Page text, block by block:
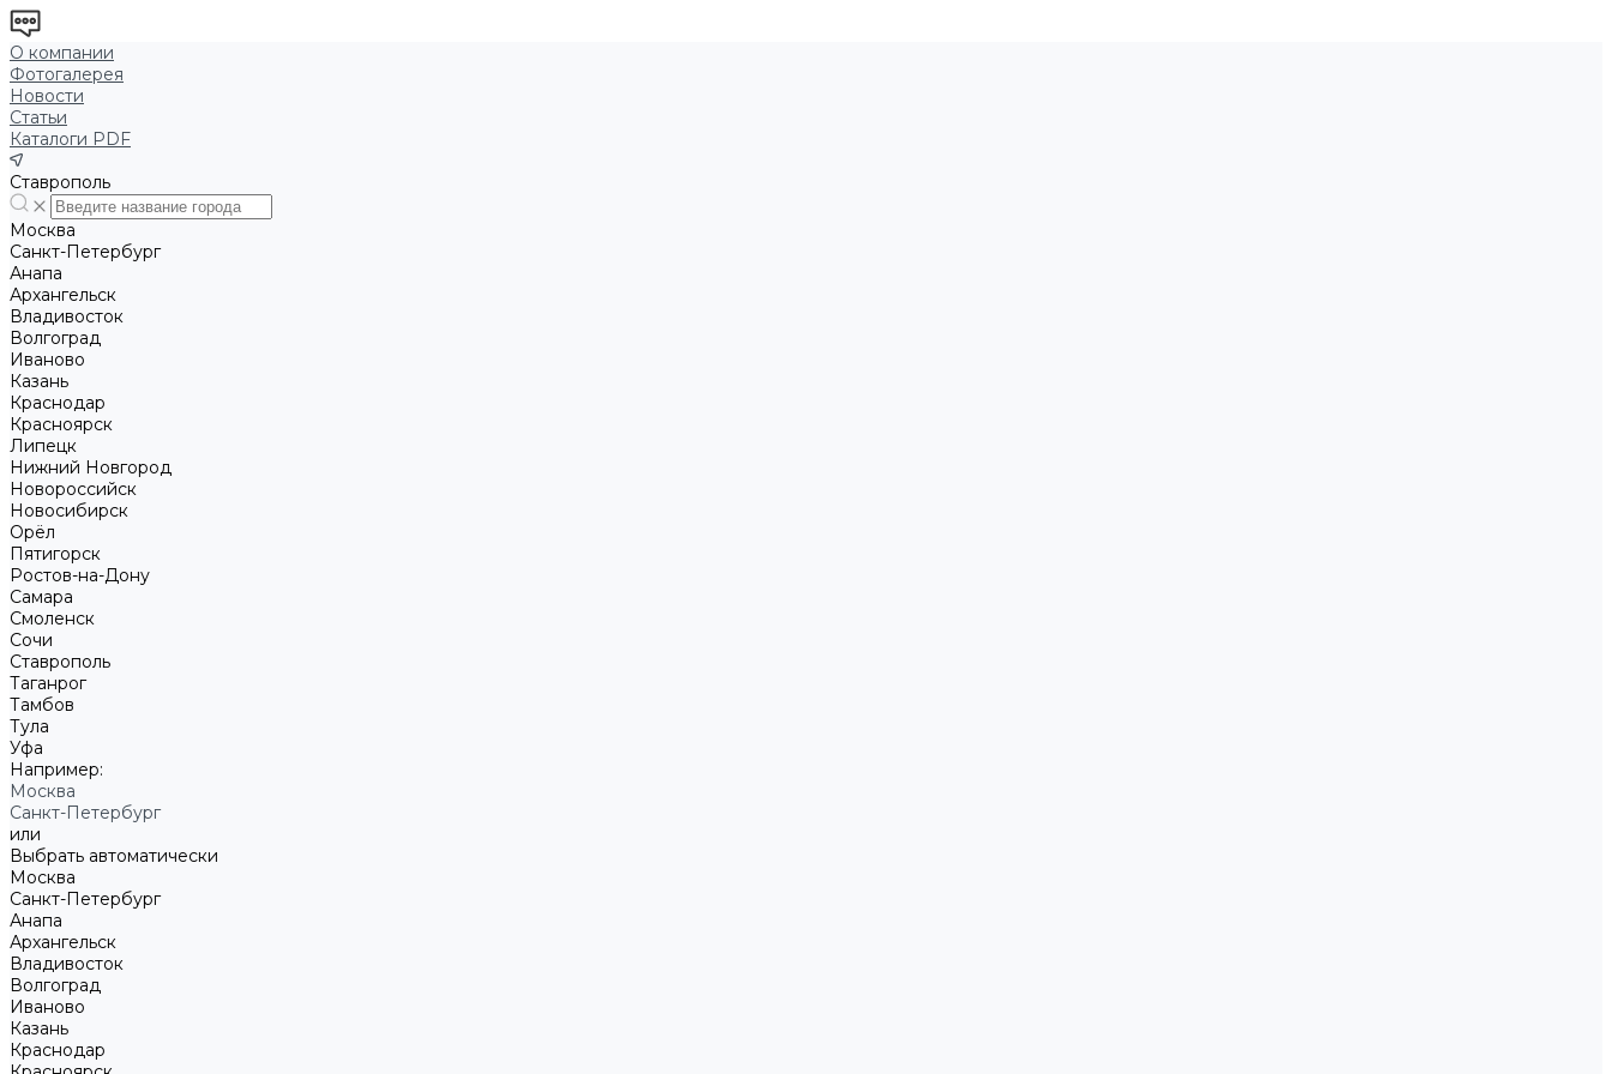
О компании
Фотогалерея
Новости
Статьи
Каталоги PDF
Ставрополь
Москва
Санкт-Петербург
Анапа
Архангельск
Владивосток
Волгоград
Иваново
Казань
Краснодар
Красноярск
Липецк
Нижний Новгород
Новороссийск
Новосибирск
Орёл
Пятигорск
Ростов-на-Дону
Самара
Смоленск
Сочи
Ставрополь
Таганрог
Тамбов
Тула
Уфа
Например:
Москва
Санкт-Петербург
или
Выбрать автоматически
Москва
Санкт-Петербург
Анапа
Архангельск
Владивосток
Волгоград
Иваново
Казань
Краснодар